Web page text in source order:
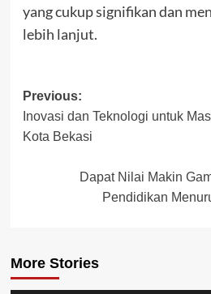
yang cukup signifikan dan
lebih lanjut.
Post
navigation
Previous:
Inovasi dan Teknologi untuk
Kota Bekasi
Dapat Nilai Makin
Pendidikan
More Stories